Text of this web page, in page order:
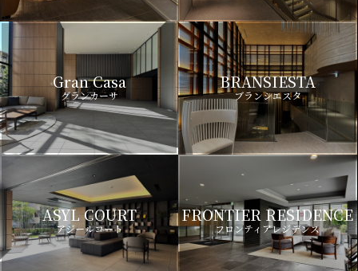
Gran Casa
グランカーサ
BRANSIESTA
ブランシエスタ
ASYL COURT
アジールコート
FRONTIER RESIDENCE
フロンティアレジデンス